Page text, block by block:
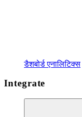
डैशबोर्ड एनालिटिक्स
Integrate